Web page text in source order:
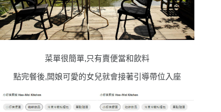
菜單很簡單,只有賣便當和飲料
點完餐後,闆娘可愛的女兒就會接著引導帶位入座